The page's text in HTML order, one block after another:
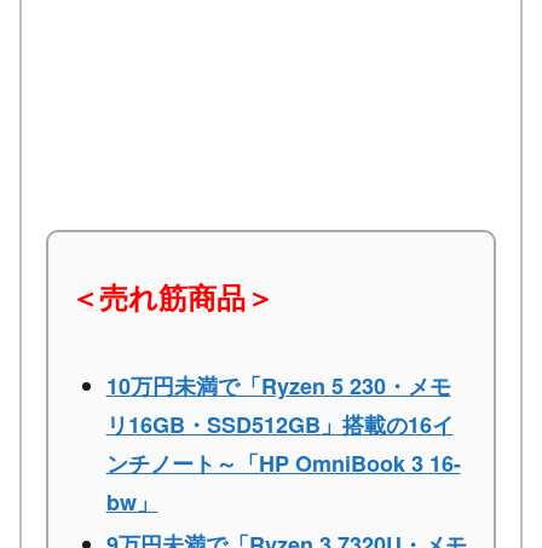
＜売れ筋商品＞
10万円未満で「Ryzen 5 230・メモ
リ16GB・SSD512GB」搭載の16イ
ンチノート～「HP OmniBook 3 16-
bw」